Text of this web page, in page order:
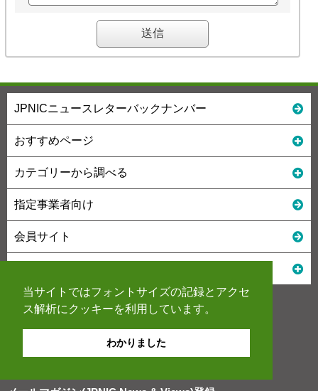
当サイトではフォントサイズの記録とアクセ
ス解析にクッキーを利用しています。
わかりました
JPNICニュースレターバックナンバー
おすすめページ
カテゴリーから調べる
指定事業者向け
会員サイト